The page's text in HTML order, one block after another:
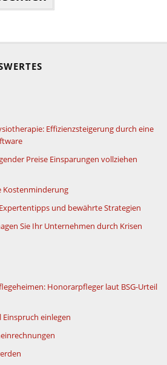
Effizienzsteigerung durch eine
Preise Einsparungen vollziehen
Kostenminderung
und bewährte Strategien
Sie Ihr Unternehmen durch Krisen
Honorarpfleger laut BSG-Urteil
einlegen